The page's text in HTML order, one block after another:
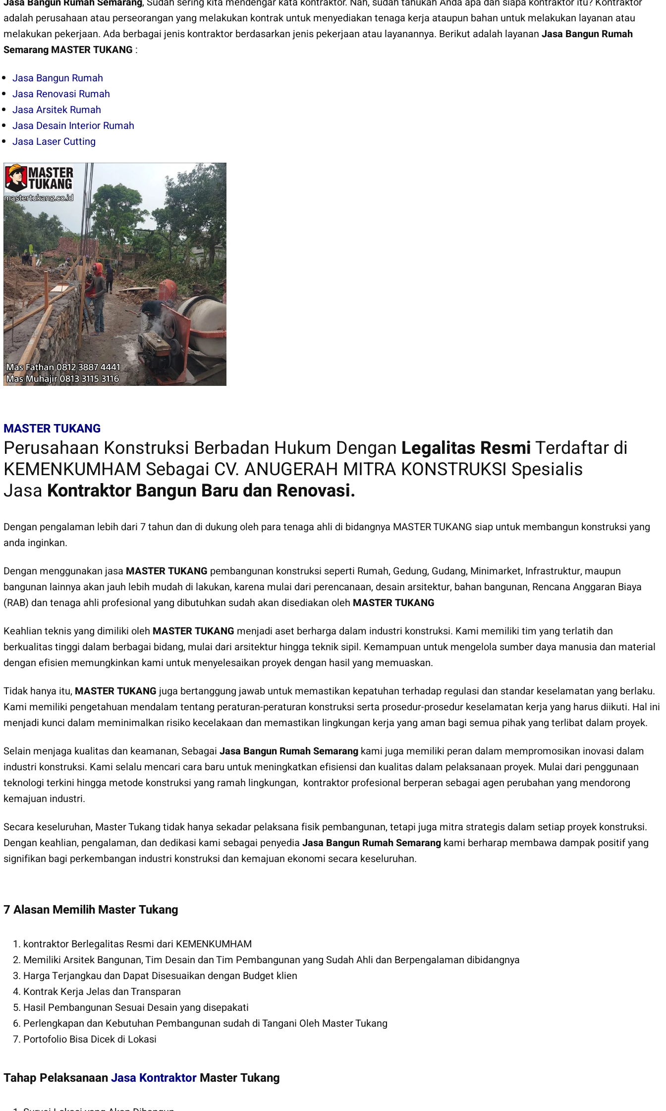
adalah perusahaan atau perseorangan yang melakukan kontrak untuk menyediakan tenaga kerja ataupun bahan untuk melakukan layanan atau
melakukan pekerjaan. Ada berbagai jenis kontraktor berdasarkan jenis pekerjaan atau layanannya. Berikut adalah layananJasa Bangun Rumah
Semarang MASTER TUKANG :
Jasa Bangun Rumah
Jasa Renovasi Rumah
Jasa Arsitek Rumah
Jasa Desain Interior Rumah
Jasa Laser Cutting
MASTER TUKANG
Perusahaan Konstruksi Berbadan Hukum Dengan Legalitas ResmiTerdaftar di
KEMENKUMHAM Sebagai CV. ANUGERAH MITRA KONSTRUKSI Spesialis
Jasa Kontraktor Bangun Baru dan Renovasi.
Dengan pengalaman lebih dari 7 tahun dan di dukung oleh para tenaga ahli di bidangnya MASTER TUKANG siap untuk membangun konstruksi yang
anda inginkan.
Dengan menggunakan jasa MASTER TUKANG pembangunan konstruksi seperti Rumah, Gedung, Gudang, Minimarket, Infrastruktur, maupun
bangunan lainnya akan jauh lebih mudah di lakukan, karena mulai dari perencanaan, desain arsitektur, bahan bangunan, Rencana Anggaran Biaya
(RAB) dan tenaga ahli profesional yang dibutuhkan sudah akan disediakan oleh MASTER TUKANG
Keahlian teknis yang dimiliki oleh MASTER TUKANG menjadi aset berharga dalam industri konstruksi. Kami memiliki tim yang terlatih dan
berkualitas tinggi dalam berbagai bidang, mulai dari arsitektur hingga teknik sipil. Kemampuan untuk mengelola sumber daya manusia dan material
dengan efisien memungkinkan kami untuk menyelesaikan proyek dengan hasil yang memuaskan.
Tidak hanya itu, MASTER TUKANG juga bertanggung jawab untuk memastikan kepatuhan terhadap regulasi dan standar keselamatan yang berlaku.
Kami memiliki pengetahuan mendalam tentang peraturan-peraturan konstruksi serta prosedur-prosedur keselamatan kerja yang harus diikuti. Hal ini
menjadi kunci dalam meminimalkan risiko kecelakaan dan memastikan lingkungan kerja yang aman bagi semua pihak yang terlibat dalam proyek.
Selain menjaga kualitas dan keamanan, SebagaiJasa Bangun Rumah Semarang kami juga memiliki peran dalam mempromosikan inovasi dalam
industri konstruksi. Kami selalu mencari cara baru untuk meningkatkan efisiensi dan kualitas dalam pelaksanaan proyek. Mulai dari penggunaan
teknologi terkini hingga metode konstruksi yang ramah lingkungan, kontraktor profesional berperan sebagai agen perubahan yang mendorong
kemajuan industri.
Secara keseluruhan, Master Tukang tidak hanya sekadar pelaksana fisik pembangunan, tetapi juga mitra strategis dalam setiap proyek konstruksi.
Dengan keahlian, pengalaman, dan dedikasi kami sebagai penyediaJasa Bangun Rumah Semarang kami berharap membawa dampak positif yang
signifikan bagi perkembangan industri konstruksi dan kemajuan ekonomi secara keseluruhan.
7 Alasan Memilih Master Tukang
kontraktor Berlegalitas Resmi dari KEMENKUMHAM
Memiliki Arsitek Bangunan, Tim Desain dan Tim Pembangunan yang Sudah Ahli dan Berpengalaman dibidangnya
Harga Terjangkau dan Dapat Disesuaikan dengan Budget klien
Kontrak Kerja Jelas dan Transparan
Hasil Pembangunan Sesuai Desain yang disepakati
Perlengkapan dan Kebutuhan Pembangunan sudah di Tangani Oleh Master Tukang
Portofolio Bisa Dicek di Lokasi
Tahap PelaksanaanJasa Kontraktor Master Tukang